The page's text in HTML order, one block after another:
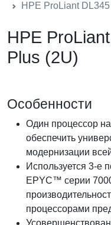
HPE ProLiant
HPE
Plus (2U)
Особенности
Один процессор
обеспечить
модернизации
Используется 3-е
EPYC™ серии
процессорами